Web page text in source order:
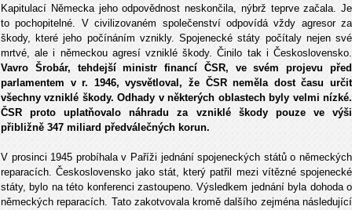
Kapitulací Německa jeho odpovědnost neskončila, nýbrž teprve začala. Je
to pochopitelné. V civilizovaném společenství odpovídá vždy agresor za
škody, které jeho počínáním vznikly. Spojenecké státy počítaly nejen své
mrtvé, ale i německou agresí vzniklé škody. Činilo tak i Československo.
Vavro Šrobár, tehdejší ministr financí ČSR, ve svém projevu před
parlamentem v r. 1946, vysvětloval, že ČSR neměla dost času určit
všechny vzniklé škody. Odhady v některých oblastech byly velmi nízké.
ČSR proto uplatňovalo náhradu za vzniklé škody pouze ve výši
přibližně 347 miliard předválečných korun.
V prosinci 1945 probíhala v Paříži jednání spojeneckých států o německých
reparacích. Československo jako stát, který patřil mezi vítězné spojenecké
státy, bylo na této konferenci zastoupeno. Výsledkem jednání byla dohoda o
německých reparacích. Tato zakotvovala kromě dalšího zejména následující